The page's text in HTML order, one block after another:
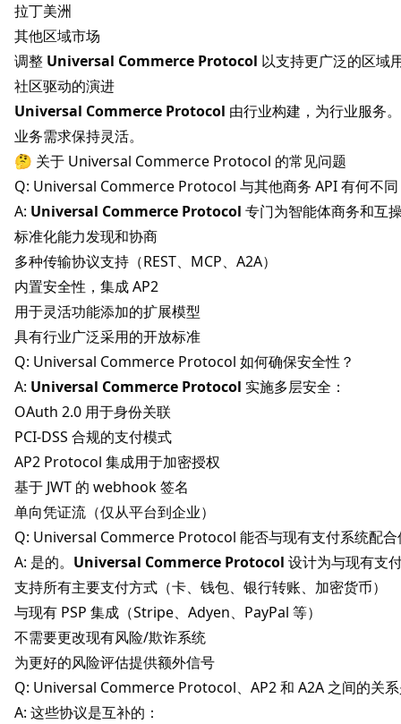
拉丁美洲
其他区域市场
调整 Universal Commerce Protocol 以支持更广泛的区域
社区驱动的演进
Universal Commerce Protocol 由行业构建，为行业服务
业务需求保持灵活。
🤔 关于 Universal Commerce Protocol 的常见问题
Q: Universal Commerce Protocol 与其他商务 API 有何不
A: Universal Commerce Protocol 专门为智能体商务和互
标准化能力发现和协商
多种传输协议支持（REST、MCP、A2A）
内置安全性，集成 AP2
用于灵活功能添加的扩展模型
具有行业广泛采用的开放标准
Q: Universal Commerce Protocol 如何确保安全性？
A: Universal Commerce Protocol 实施多层安全：
OAuth 2.0 用于身份关联
PCI-DSS 合规的支付模式
AP2 Protocol 集成用于加密授权
基于 JWT 的 webhook 签名
单向凭证流（仅从平台到企业）
Q: Universal Commerce Protocol 能否与现有支付系统配合
A: 是的。 Universal Commerce Protocol 设计为与现有支
支持所有主要支付方式（卡、钱包、银行转账、加密货币）
与现有 PSP 集成（Stripe、Adyen、PayPal 等）
不需要更改现有风险/欺诈系统
为更好的风险评估提供额外信号
Q: Universal Commerce Protocol、AP2 和 A2A 之间的关
A: 这些协议是互补的：